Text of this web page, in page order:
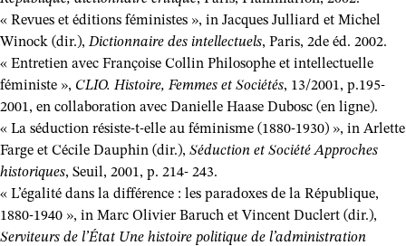
« Revues et éditions féministes », in Jacques Julliard et Michel
Winock (dir.), Dictionnaire des intellectuels, Paris, 2de éd. 2002.
« Entretien avec Françoise Collin Philosophe et intellectuelle
féministe », CLIO. Histoire, Femmes et Sociétés, 13/2001, p.195-
2001, en collaboration avec Danielle Haase Dubosc (en ligne).
« La séduction résiste-t-elle au féminisme (1880-1930) », in Arlette
Farge et Cécile Dauphin (dir.), Séduction et Société Approches
historiques, Seuil, 2001, p. 214- 243.
« L’égalité dans la différence : les paradoxes de la République,
1880-1940 », in Marc Olivier Baruch et Vincent Duclert (dir.),
Serviteurs de l’État Une histoire politique de l’administration